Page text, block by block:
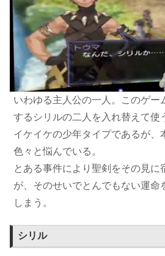
いわゆる主人公の一人。このゲー
するシリルの二人を入れ替えて使
イケイケの少年タイプであるが、
色々と悩んでいる。
とある事件により聖剣をその見に
が、そのせいでとんでもない運命
しまう。
シリル